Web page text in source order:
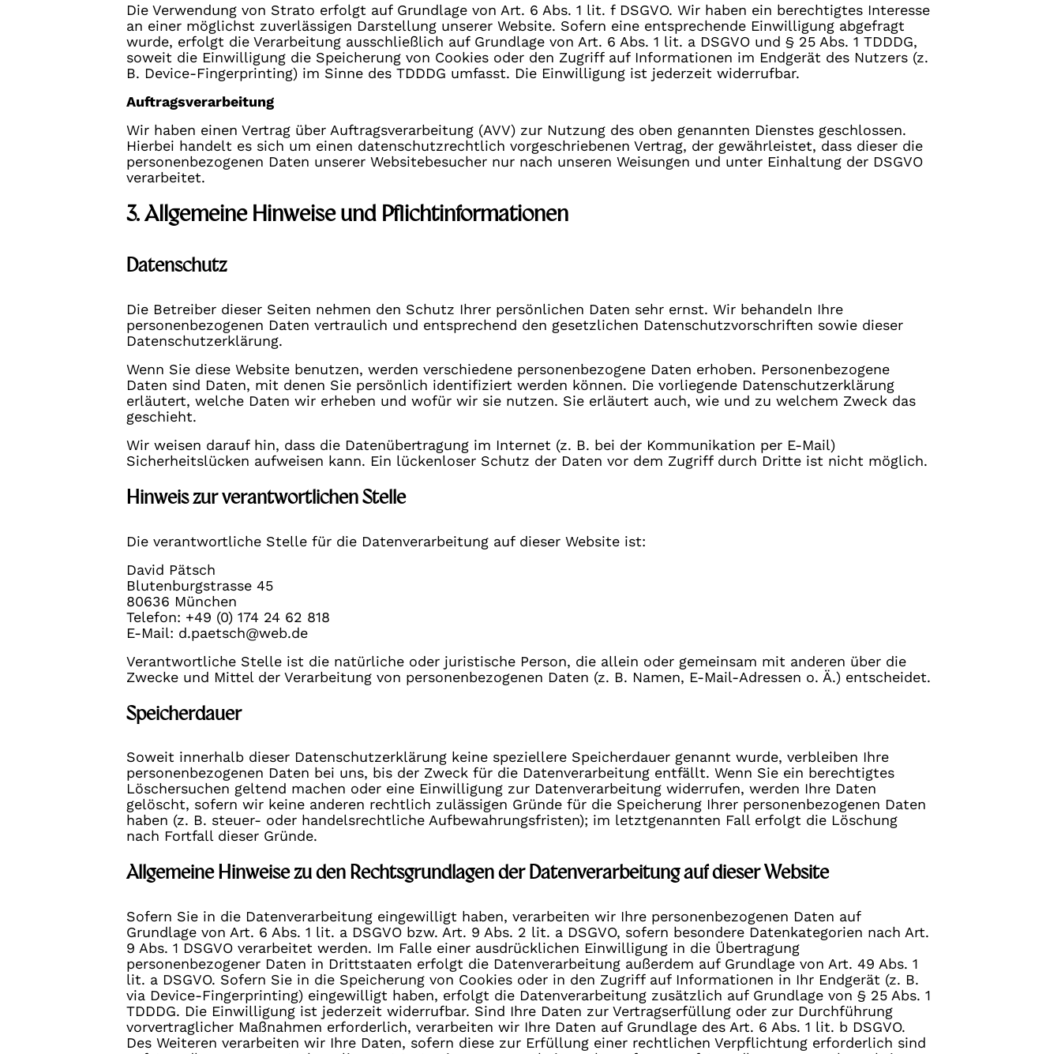
Die Verwendung von Strato erfolgt auf Grundlage von Art. 6 Abs. 1 lit. f DSGVO. Wir haben ein berechtigtes Interesse
an einer möglichst zuverlässigen Darstellung unserer Website. Sofern eine entsprechende Einwilligung abgefragt
wurde, erfolgt die Verarbeitung ausschließlich auf Grundlage von Art. 6 Abs. 1 lit. a DSGVO und § 25 Abs. 1 TDDDG,
soweit die Einwilligung die Speicherung von Cookies oder den Zugriff auf Informationen im Endgerät des Nutzers (z.
B. Device-Fingerprinting) im Sinne des TDDDG umfasst. Die Einwilligung ist jederzeit widerrufbar.
Auftragsverarbeitung
Wir haben einen Vertrag über Auftragsverarbeitung (AVV) zur Nutzung des oben genannten Dienstes geschlossen.
Hierbei handelt es sich um einen datenschutzrechtlich vorgeschriebenen Vertrag, der gewährleistet, dass dieser die
personenbezogenen Daten unserer Websitebesucher nur nach unseren Weisungen und unter Einhaltung der DSGVO
verarbeitet.
3. Allgemeine Hinweise und Pflichtinformationen
Datenschutz
Die Betreiber dieser Seiten nehmen den Schutz Ihrer persönlichen Daten sehr ernst. Wir behandeln Ihre
personenbezogenen Daten vertraulich und entsprechend den gesetzlichen Datenschutzvorschriften sowie dieser
Datenschutzerklärung.
Wenn Sie diese Website benutzen, werden verschiedene personenbezogene Daten erhoben. Personenbezogene
Daten sind Daten, mit denen Sie persönlich identifiziert werden können. Die vorliegende Datenschutzerklärung
erläutert, welche Daten wir erheben und wofür wir sie nutzen. Sie erläutert auch, wie und zu welchem Zweck das
geschieht.
Wir weisen darauf hin, dass die Datenübertragung im Internet (z. B. bei der Kommunikation per E-Mail)
Sicherheitslücken aufweisen kann. Ein lückenloser Schutz der Daten vor dem Zugriff durch Dritte ist nicht möglich.
Hinweis zur verantwortlichen Stelle
Die verantwortliche Stelle für die Datenverarbeitung auf dieser Website ist:
David Pätsch
Blutenburgstrasse 45
80636 München
Telefon: +49 (0) 174 24 62 818
E-Mail: d.paetsch@web.de
Verantwortliche Stelle ist die natürliche oder juristische Person, die allein oder gemeinsam mit anderen über die
Zwecke und Mittel der Verarbeitung von personenbezogenen Daten (z. B. Namen, E-Mail-Adressen o. Ä.) entscheidet.
Speicherdauer
Soweit innerhalb dieser Datenschutzerklärung keine speziellere Speicherdauer genannt wurde, verbleiben Ihre
personenbezogenen Daten bei uns, bis der Zweck für die Datenverarbeitung entfällt. Wenn Sie ein berechtigtes
Löschersuchen geltend machen oder eine Einwilligung zur Datenverarbeitung widerrufen, werden Ihre Daten
gelöscht, sofern wir keine anderen rechtlich zulässigen Gründe für die Speicherung Ihrer personenbezogenen Daten
haben (z. B. steuer- oder handelsrechtliche Aufbewahrungsfristen); im letztgenannten Fall erfolgt die Löschung
nach Fortfall dieser Gründe.
Allgemeine Hinweise zu den Rechtsgrundlagen der Datenverarbeitung auf dieser Website
Sofern Sie in die Datenverarbeitung eingewilligt haben, verarbeiten wir Ihre personenbezogenen Daten auf
Grundlage von Art. 6 Abs. 1 lit. a DSGVO bzw. Art. 9 Abs. 2 lit. a DSGVO, sofern besondere Datenkategorien nach Art.
9 Abs. 1 DSGVO verarbeitet werden. Im Falle einer ausdrücklichen Einwilligung in die Übertragung
personenbezogener Daten in Drittstaaten erfolgt die Datenverarbeitung außerdem auf Grundlage von Art. 49 Abs. 1
lit. a DSGVO. Sofern Sie in die Speicherung von Cookies oder in den Zugriff auf Informationen in Ihr Endgerät (z. B.
via Device-Fingerprinting) eingewilligt haben, erfolgt die Datenverarbeitung zusätzlich auf Grundlage von § 25 Abs. 1
TDDDG. Die Einwilligung ist jederzeit widerrufbar. Sind Ihre Daten zur Vertragserfüllung oder zur Durchführung
vorvertraglicher Maßnahmen erforderlich, verarbeiten wir Ihre Daten auf Grundlage des Art. 6 Abs. 1 lit. b DSGVO.
Des Weiteren verarbeiten wir Ihre Daten, sofern diese zur Erfüllung einer rechtlichen Verpflichtung erforderlich sind